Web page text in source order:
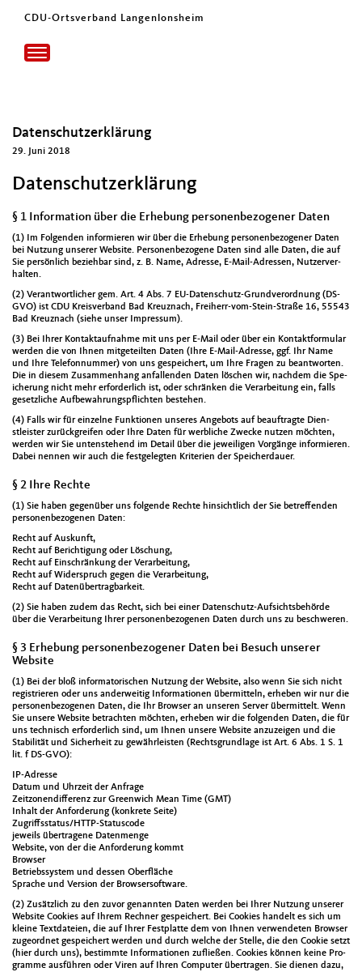
CDU-Ortsverband Langenlonsheim
Toggle
navigation
Datenschutzerklärung
29. Juni 2018
Datenschutzerklärung
§ 1 Information über die Erhebung personenbezogener Daten
(1) Im Fol­gen­den informieren wir über die Erhe­bung per­so­n­en­be­zo­gen­er Dat­en
bei Nutzung unser­er Web­site. Per­so­n­en­be­zo­gene Dat­en sind alle Dat­en, die auf
Sie per­sön­lich beziehbar sind, z. B. Name, Adresse, E‑Mail-Adressen, Nutzerver­
hal­ten.
(2) Ver­ant­wortlich­er gem. Art. 4 Abs. 7 EU-Daten­schutz-Grund­verord­nung (DS-
GVO) ist CDU Kreisver­band Bad Kreuz­nach, Frei­herr-vom-Stein-Straße 16, 55543
Bad Kreuz­nach (siehe unser Impres­sum).
(3) Bei Ihrer Kon­tak­tauf­nahme mit uns per E‑Mail oder über ein Kon­tak­t­for­mu­lar
wer­den die von Ihnen mit­geteil­ten Dat­en (Ihre E‑Mail-Adresse, ggf. Ihr Name
und Ihre Tele­fon­num­mer) von uns gespe­ichert, um Ihre Fra­gen zu beant­worten.
Die in diesem Zusam­men­hang anfal­l­en­den Dat­en löschen wir, nach­dem die Spe­
icherung nicht mehr erforder­lich ist, oder schränken die Ver­ar­beitung ein, falls
geset­zliche Auf­be­wahrungspflicht­en beste­hen.
(4) Falls wir für einzelne Funk­tio­nen unseres Ange­bots auf beauf­tragte Dien­
stleis­ter zurück­greifen oder Ihre Dat­en für werbliche Zwecke nutzen möcht­en,
wer­den wir Sie unten­ste­hend im Detail über die jew­eili­gen Vorgänge informieren.
Dabei nen­nen wir auch die fest­gelegten Kri­te­rien der Spe­icher­dauer.
§ 2 Ihre Rechte
(1) Sie haben gegenüber uns fol­gende Rechte hin­sichtlich der Sie betr­e­f­fend­en
per­so­n­en­be­zo­ge­nen Dat­en:
Recht auf Auskun­ft,
Recht auf Berich­ti­gung oder Löschung,
Recht auf Ein­schränkung der Ver­ar­beitung,
Recht auf Wider­spruch gegen die Ver­ar­beitung,
Recht auf Datenüber­trag­barkeit.
(2) Sie haben zudem das Recht, sich bei ein­er Daten­schutz-Auf­sichts­be­hörde
über die Ver­ar­beitung Ihrer per­so­n­en­be­zo­ge­nen Dat­en durch uns zu beschw­eren.
§ 3 Erhebung personenbezogener Daten bei Besuch unserer
Website
(1) Bei der bloß infor­ma­torischen Nutzung der Web­site, also wenn Sie sich nicht
reg­istri­eren oder uns ander­weit­ig Infor­ma­tio­nen über­mit­teln, erheben wir nur die
per­so­n­en­be­zo­ge­nen Dat­en, die Ihr Brows­er an unseren Serv­er über­mit­telt. Wenn
Sie unsere Web­site betra­cht­en möcht­en, erheben wir die fol­gen­den Dat­en, die für
uns tech­nisch erforder­lich sind, um Ihnen unsere Web­site anzuzeigen und die
Sta­bil­ität und Sicher­heit zu gewährleis­ten (Rechts­grund­lage ist Art. 6 Abs. 1 S. 1
lit. f DS-GVO):
IP-Adresse
Datum und Uhrzeit der Anfrage
Zeit­zo­nen­dif­ferenz zur Green­wich Mean Time (GMT)
Inhalt der Anforderung (konkrete Seite)
Zugriff­ssta­tus/HTTP-Sta­tus­code
jew­eils über­tra­gene Daten­menge
Web­site, von der die Anforderung kommt
Brows­er
Betrieb­ssys­tem und dessen Ober­fläche
Sprache und Ver­sion der Browser­soft­ware.
(2) Zusät­zlich zu den zuvor genan­nten Dat­en wer­den bei Ihrer Nutzung unser­er
Web­site Cook­ies auf Ihrem Rech­n­er gespe­ichert. Bei Cook­ies han­delt es sich um
kleine Text­dateien, die auf Ihrer Fest­plat­te dem von Ihnen ver­wen­de­ten Brows­er
zuge­ord­net gespe­ichert wer­den und durch welche der Stelle, die den Cook­ie set­zt
(hier durch uns), bes­timmte Infor­ma­tio­nen zufließen. Cook­ies kön­nen keine Pro­
gramme aus­führen oder Viren auf Ihren Com­put­er über­tra­gen. Sie dienen dazu,